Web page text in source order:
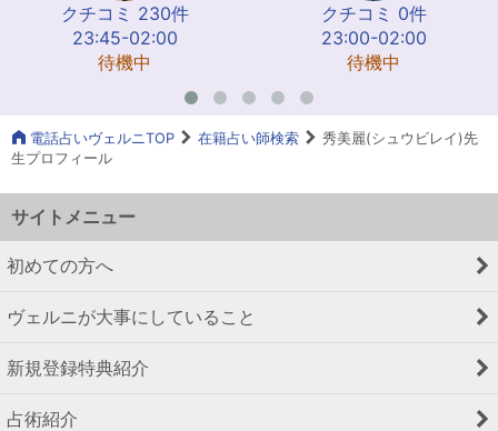
クチコミ 230件
23:45-02:00
待機中
クチコミ 0件
23:00-02:00
待機中
電話占いヴェルニTOP 在籍占い師検索
秀美麗(シュウビレイ)先
生プロフィール
サイトメニュー
初めての方へ
ヴェルニが大事にしていること
新規登録特典紹介
占術紹介